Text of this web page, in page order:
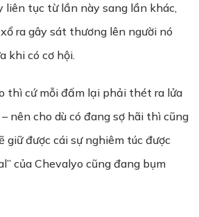
liên tục từ lần này sang lần khác,
ra gây sát thương lên người nó
khi có cơ hội.
thì cứ mỗi đấm lại phải thét ra lửa
nên cho dù có đang sợ hãi thì cũng
giữ được cái sự nghiêm túc được
của Chevalyo cũng đang bụm